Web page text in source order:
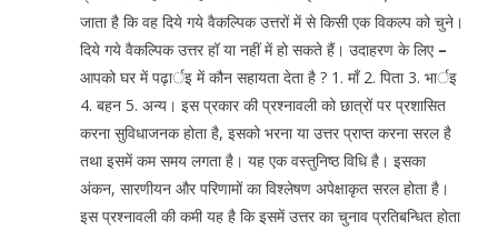
जाता है कि वह दिये गये वैकल्पिक उत्तरों में से किसी एक विकल्प को चुने।
दिये गये वैकल्पिक उत्तर हॉ या नहीं में हो सकते हैं। उदाहरण के लिए –
आपको घर में पढ़ार्इ में कौन सहायता देता है ? 1. माँ 2. पिता 3. भार्इ
4. बहन 5. अन्य। इस प्रकार की प्रश्नावली को छात्रों पर प्रशासित
करना सुविधाजनक होता है, इसको भरना या उत्तर प्राप्त करना सरल है
तथा इसमें कम समय लगता है। यह एक वस्तुनिष्ठ विधि है। इसका
अंकन, सारणीयन और परिणामों का विश्लेषण अपेक्षाकृत सरल होता है।
इस प्रश्नावली की कमी यह है कि इसमें उत्तर का चुनाव प्रतिबन्धित होता